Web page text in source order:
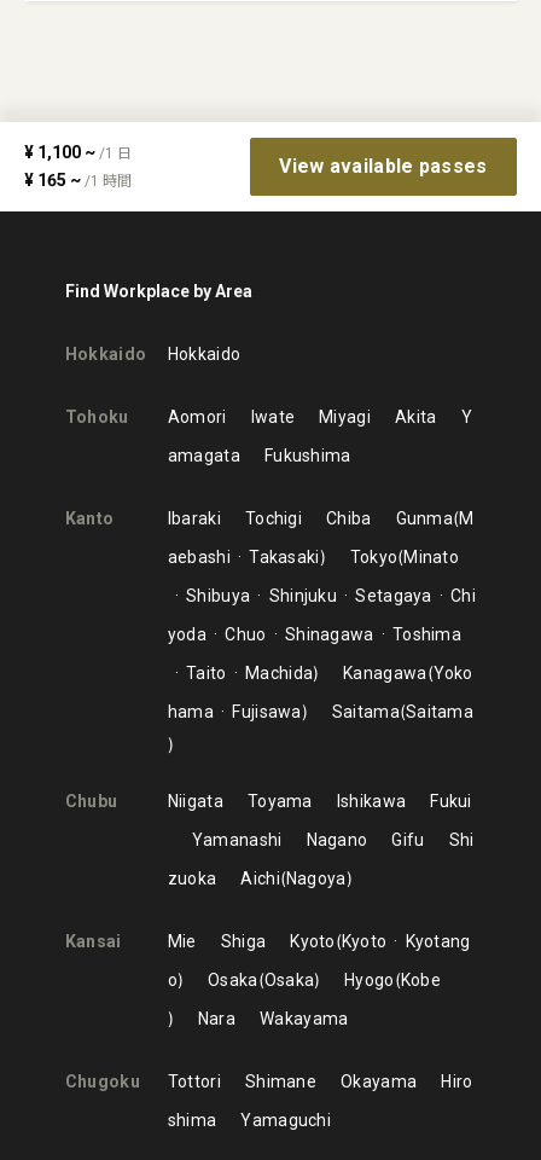
¥ 1,100 ~ /1 日
¥ 165 ~ /1 時間
View available passes
Find Workplace by Area
Hokkaido Hokkaido
Tohoku Aomori Iwate Miyagi Akita
Y
amagata
Fukushima
Kanto Ibaraki Tochigi Chiba Gunma M
aebashi
Takasaki Tokyo Minato
Shibuya
Shinjuku Setagaya
Chi
yoda
Chuo Shinagawa
Toshima
Taito
Machida Kanagawa Yoko
hama
Fujisawa Saitama Saitama
Chubu Niigata Toyama Ishikawa
Fukui
Yamanashi
Nagano Gifu
Shi
zuoka
Aichi Nagoya
Kansai Mie Shiga Kyoto Kyoto
Kyotang
o
Osaka Osaka Hyogo Kobe
Nara
Wakayama
Chugoku Tottori Shimane Okayama
Hiro
shima
Yamaguchi